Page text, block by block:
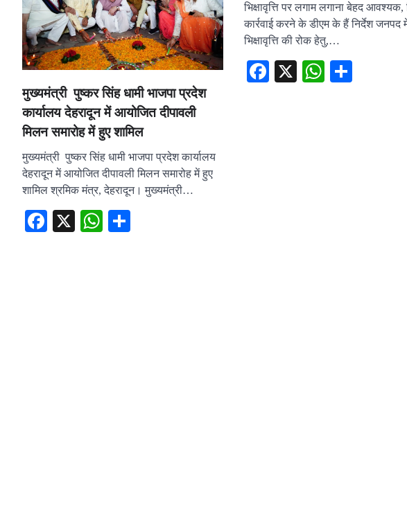
मुख्यमंत्री पुष्कर सिंह धामी भाजपा प्रदेश
कार्यालय देहरादून में आयोजित दीपावली
मिलन समारोह में हुए शामिल
मुख्यमंत्री पुष्कर सिंह धामी भाजपा प्रदेश कार्यालय
देहरादून में आयोजित दीपावली मिलन समारोह में हुए
शामिल श्रमिक मंत्र, देहरादून। मुख्यमंत्री…
Facebook
X WhatsApp
भिक्षावृत्ति पर लगाम लगाना बेहद आवश्यक,
कार्रवाई करने के डीएम के हैं निर्देश जनपद
भिक्षावृत्ति की रोक हेतु,…
Facebook
X WhatsApp